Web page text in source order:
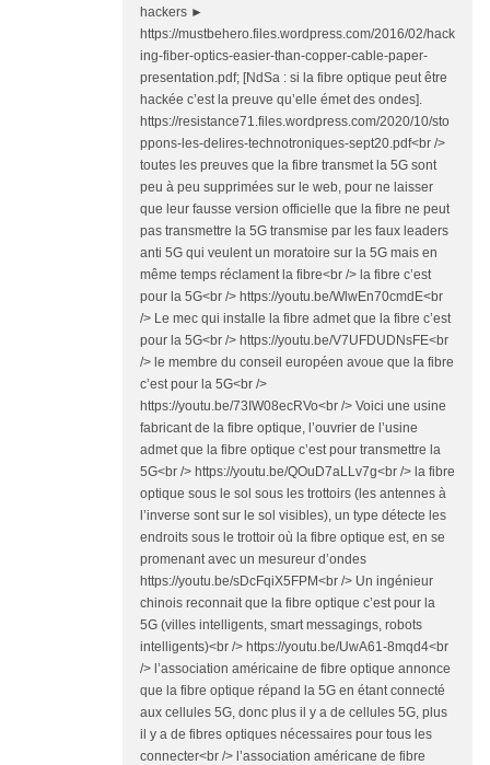
hackers ►
https://mustbehero.files.wordpress.com/2016/02/hack
ing-fiber-optics-easier-than-copper-cable-paper-
presentation.pdf; [NdSa : si la fibre optique peut être
hackée c’est la preuve qu’elle émet des ondes].
https://resistance71.files.wordpress.com/2020/10/sto
ppons-les-delires-technotroniques-sept20.pdf<br />
toutes les preuves que la fibre transmet la 5G sont
peu à peu supprimées sur le web, pour ne laisser
que leur fausse version officielle que la fibre ne peut
pas transmettre la 5G transmise par les faux leaders
anti 5G qui veulent un moratoire sur la 5G mais en
même temps réclament la fibre<br /> la fibre c’est
pour la 5G<br /> https://youtu.be/WlwEn70cmdE<br
/> Le mec qui installe la fibre admet que la fibre c’est
pour la 5G<br /> https://youtu.be/V7UFDUDNsFE<br
/> le membre du conseil européen avoue que la fibre
c’est pour la 5G<br />
https://youtu.be/73IW08ecRVo<br /> Voici une usine
fabricant de la fibre optique, l’ouvrier de l’usine
admet que la fibre optique c’est pour transmettre la
5G<br /> https://youtu.be/QOuD7aLLv7g<br /> la fibre
optique sous le sol sous les trottoirs (les antennes à
l’inverse sont sur le sol visibles), un type détecte les
endroits sous le trottoir où la fibre optique est, en se
promenant avec un mesureur d’ondes
https://youtu.be/sDcFqiX5FPM<br /> Un ingénieur
chinois reconnait que la fibre optique c’est pour la
5G (villes intelligents, smart messagings, robots
intelligents)<br /> https://youtu.be/UwA61-8mqd4<br
/> l’association américaine de fibre optique annonce
que la fibre optique répand la 5G en étant connecté
aux cellules 5G, donc plus il y a de cellules 5G, plus
il y a de fibres optiques nécessaires pour tous les
connecter<br /> l’association américane de fibre